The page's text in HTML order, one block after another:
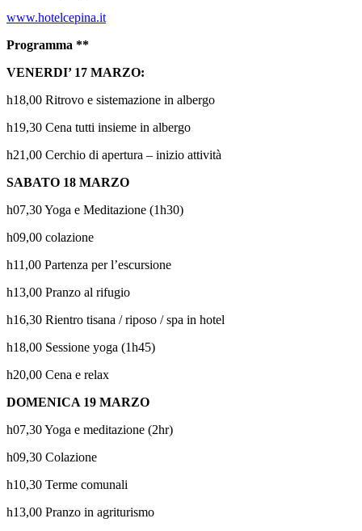
www.hotelcepina.it
Programma **
VENERDI’ 17 MARZO:
h18,00 Ritrovo e sistemazione in albergo
h19,30 Cena tutti insieme in albergo
h21,00 Cerchio di apertura – inizio attività
SABATO 18 MARZO
h07,30 Yoga e Meditazione (1h30)
h09,00 colazione
h11,00 Partenza per l’escursione
h13,00 Pranzo al rifugio
h16,30 Rientro tisana / riposo / spa in hotel
h18,00 Sessione yoga (1h45)
h20,00 Cena e relax
DOMENICA 19 MARZO
h07,30 Yoga e meditazione (2hr)
h09,30 Colazione
h10,30 Terme comunali
h13,00 Pranzo in agriturismo